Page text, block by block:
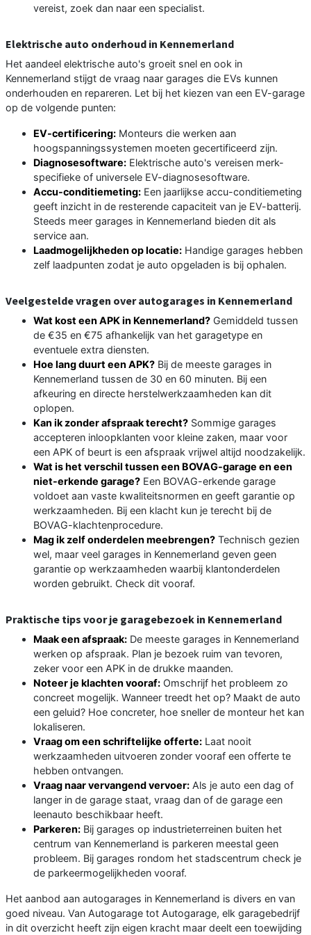
vereist, zoek dan naar een specialist.
Elektrische auto onderhoud in Kennemerland
Het aandeel elektrische auto's groeit snel en ook in
Kennemerland stijgt de vraag naar garages die EVs kunnen
onderhouden en repareren. Let bij het kiezen van een EV-garage
op de volgende punten:
EV-certificering: Monteurs die werken aan
hoogspanningssystemen moeten gecertificeerd zijn.
Diagnosesoftware: Elektrische auto's vereisen merk-
specifieke of universele EV-diagnosesoftware.
Accu-conditiemeting: Een jaarlijkse accu-conditiemeting
geeft inzicht in de resterende capaciteit van je EV-batterij.
Steeds meer garages in Kennemerland bieden dit als
service aan.
Laadmogelijkheden op locatie: Handige garages hebben
zelf laadpunten zodat je auto opgeladen is bij ophalen.
Veelgestelde vragen over autogarages in Kennemerland
Wat kost een APK in Kennemerland? Gemiddeld tussen
de €35 en €75 afhankelijk van het garagetype en
eventuele extra diensten.
Hoe lang duurt een APK? Bij de meeste garages in
Kennemerland tussen de 30 en 60 minuten. Bij een
afkeuring en directe herstelwerkzaamheden kan dit
oplopen.
Kan ik zonder afspraak terecht? Sommige garages
accepteren inloopklanten voor kleine zaken, maar voor
een APK of beurt is een afspraak vrijwel altijd noodzakelijk.
Wat is het verschil tussen een BOVAG-garage en een
niet-erkende garage? Een BOVAG-erkende garage
voldoet aan vaste kwaliteitsnormen en geeft garantie op
werkzaamheden. Bij een klacht kun je terecht bij de
BOVAG-klachtenprocedure.
Mag ik zelf onderdelen meebrengen? Technisch gezien
wel, maar veel garages in Kennemerland geven geen
garantie op werkzaamheden waarbij klantonderdelen
worden gebruikt. Check dit vooraf.
Praktische tips voor je garagebezoek in Kennemerland
Maak een afspraak: De meeste garages in Kennemerland
werken op afspraak. Plan je bezoek ruim van tevoren,
zeker voor een APK in de drukke maanden.
Noteer je klachten vooraf: Omschrijf het probleem zo
concreet mogelijk. Wanneer treedt het op? Maakt de auto
een geluid? Hoe concreter, hoe sneller de monteur het kan
lokaliseren.
Vraag om een schriftelijke offerte: Laat nooit
werkzaamheden uitvoeren zonder vooraf een offerte te
hebben ontvangen.
Vraag naar vervangend vervoer: Als je auto een dag of
langer in de garage staat, vraag dan of de garage een
leenauto beschikbaar heeft.
Parkeren: Bij garages op industrieterreinen buiten het
centrum van Kennemerland is parkeren meestal geen
probleem. Bij garages rondom het stadscentrum check je
de parkeermogelijkheden vooraf.
Het aanbod aan autogarages in Kennemerland is divers en van
goed niveau. Van Autogarage tot Autogarage, elk garagebedrijf
in dit overzicht heeft zijn eigen kracht maar deelt een toewijding